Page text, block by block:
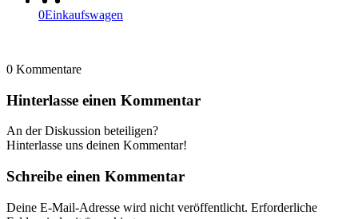
0Einkaufswagen
0 Kommentare
Hinterlasse einen Kommentar
An der Diskussion beteiligen?
Hinterlasse uns deinen Kommentar!
Schreibe einen Kommentar
Deine E-Mail-Adresse wird nicht veröffentlicht. Erforderliche